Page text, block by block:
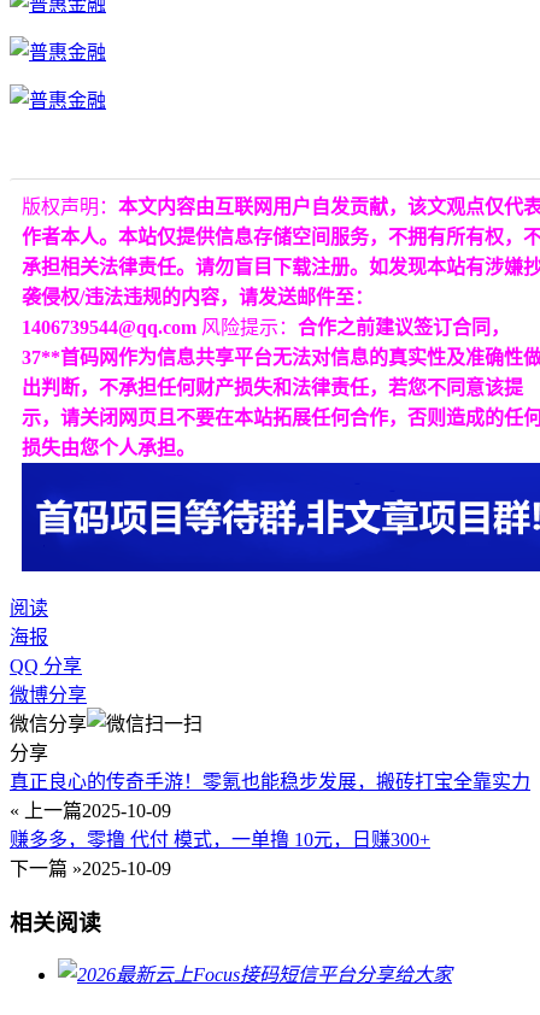
版权声明： 本文内容由互联网用户自发贡献，该文观点仅代
作者本人。本站仅提供信息存储空间服务，不拥有所有权，
承担相关法律责任。请勿盲目下载注册。如发现本站有涉嫌
袭侵权/违法违规的内容，请发送邮件至：
1406739544@qq.com 风险提示： 合作之前建议签订合同，
37**首码网作为信息共享平台无法对信息的真实性及准确性
出判断，不承担任何财产损失和法律责任，若您不同意该提
示，请关闭网页且不要在本站拓展任何合作，否则造成的任
损失由您个人承担。
阅读
海报
QQ 分享
微博分享
微信分享
分享
真正良心的传奇手游！零氪也能稳步发展，搬砖打宝全靠实力
« 上一篇2025-10-09
赚多多，零撸 代付 模式，一单撸 10元，日赚300+
下一篇 »2025-10-09
相关阅读